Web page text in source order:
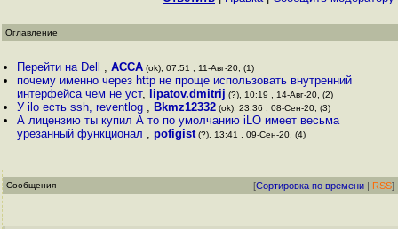
Оглавление
Перейти на Dell ,ACCA (ok), 07:51 , 11-Авг-20, (1)
почему именно через http не проще использовать внутренний
интерфейса чем не уст, lipatov.dmitrij (?), 10:19 , 14-Авг-20, (2)
У ilo есть ssh, reventlog , Bkmz12332 (ok), 23:36 , 08-Сен-20, (3)
А лицензию ты купил А то по умолчанию iLO имеет весьма
урезанный функционал ,pofigist (?), 13:41 , 09-Сен-20, (4)
Сообщения [Сортировка по времени | RSS]